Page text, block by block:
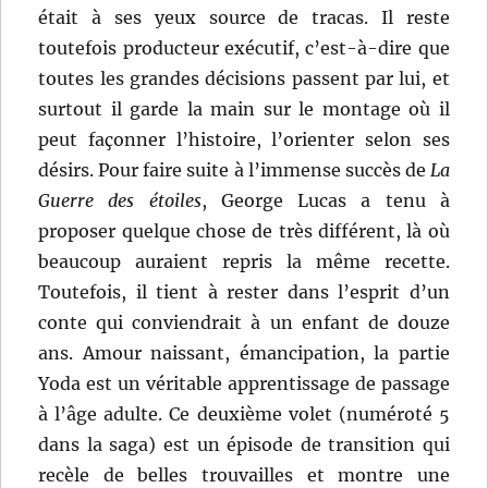
était à ses yeux source de tracas. Il reste
toutefois producteur exécutif, c’est-à-dire que
toutes les grandes décisions passent par lui, et
surtout il garde la main sur le montage où il
peut façonner l’histoire, l’orienter selon ses
désirs. Pour faire suite à l’immense succès de La
Guerre des étoiles, George Lucas a tenu à
proposer quelque chose de très différent, là où
beaucoup auraient repris la même recette.
Toutefois, il tient à rester dans l’esprit d’un
conte qui conviendrait à un enfant de douze
ans. Amour naissant, émancipation, la partie
Yoda est un véritable apprentissage de passage
à l’âge adulte. Ce deuxième volet (numéroté 5
dans la saga) est un épisode de transition qui
recèle de belles trouvailles et montre une